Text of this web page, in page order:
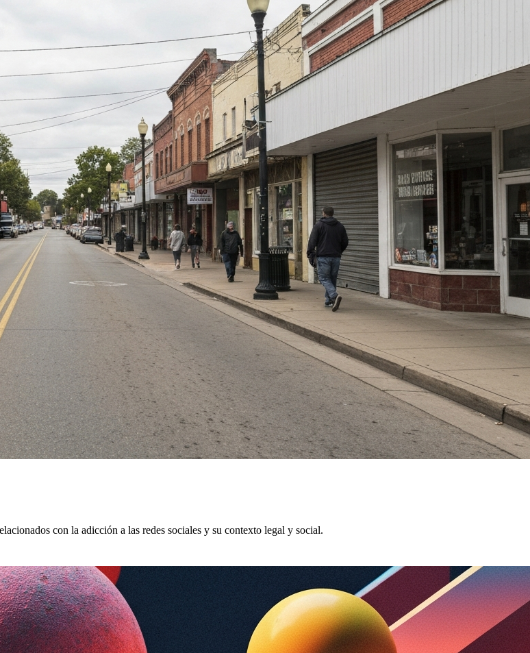
con la adicción a las redes sociales y su contexto legal y social.